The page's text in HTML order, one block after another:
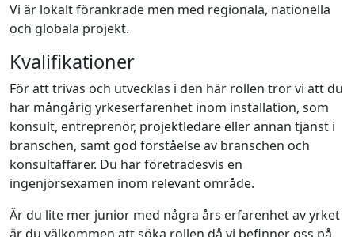
Vi är lokalt förankrade men med regionala, nationella
och globala projekt.
Kvalifikationer
För att trivas och utvecklas i den här rollen tror vi att du
har mångårig yrkeserfarenhet inom installation, som
konsult, entreprenör, projektledare eller annan tjänst i
branschen, samt god förståelse av branschen och
konsultaffärer. Du har företrädesvis en
ingenjörsexamen inom relevant område.
Är du lite mer junior med några års erfarenhet av yrket